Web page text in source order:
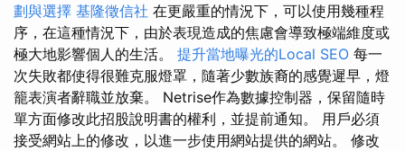
劃與選擇 基隆徵信社 在更嚴重的情況下，可以使用幾種程
序，在這種情況下，由於表現造成的焦慮會導致極端維度或
極大地影響個人的生活。 提升當地曝光的Local SEO 每一
次失敗都使得很難克服燈罩，隨著少數族裔的感覺遲早，燈
籠表演者辭職並放棄。 Netrise作為數據控制器，保留隨時
單方面修改此招股說明書的權利，並提前通知。 用戶必須
接受網站上的修改，以進一步使用網站提供的網站。 修改